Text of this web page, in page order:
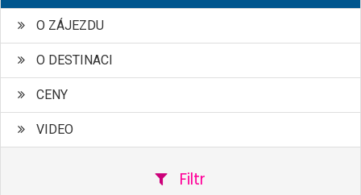
O ZÁJEZDU
O DESTINACI
CENY
VIDEO
Filtr